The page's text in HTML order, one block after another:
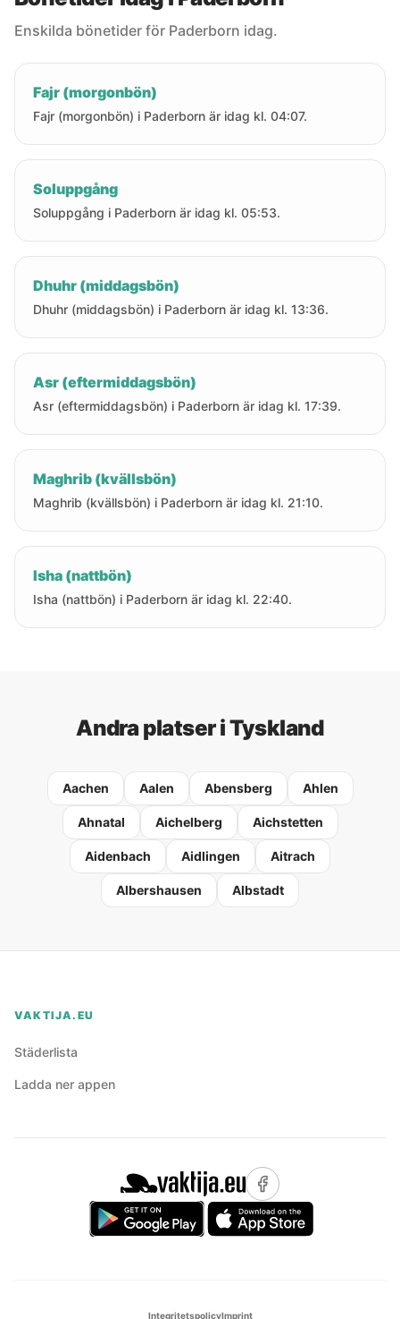
Enskilda bönetider för Paderborn idag.
Fajr (morgonbön)
Fajr (morgonbön) i Paderborn är idag kl. 04:07.
Soluppgång
Soluppgång i Paderborn är idag kl. 05:53.
Dhuhr (middagsbön)
Dhuhr (middagsbön) i Paderborn är idag kl. 13:36.
Asr (eftermiddagsbön)
Asr (eftermiddagsbön) i Paderborn är idag kl. 17:39.
Maghrib (kvällsbön)
Maghrib (kvällsbön) i Paderborn är idag kl. 21:10.
Isha (nattbön)
Isha (nattbön) i Paderborn är idag kl. 22:40.
Andra platser i Tyskland
Aachen Aalen Abensberg Ahlen
Ahnatal Aichelberg Aichstetten
Aidenbach Aidlingen Aitrach
Albershausen Albstadt
VAKTIJA.EU
Städerlista
Ladda ner appen
IntegritetspolicyImprint